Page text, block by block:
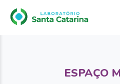
ESPAÇO